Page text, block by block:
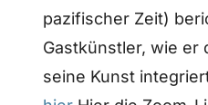
pazifischer Zeit)
Gastkünstler, wie er
seine Kunst